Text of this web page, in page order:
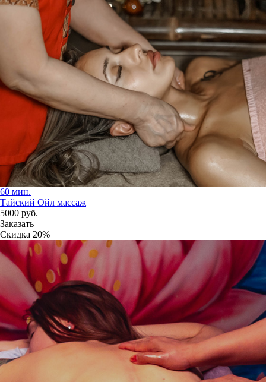
60 мин.
Тайский Ойл массаж
5000 руб.
Заказать
Скидка 20%